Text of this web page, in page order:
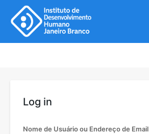
Log in
Nome de Usuário ou Endereço de Email